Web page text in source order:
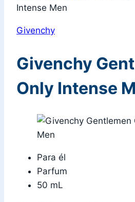
Intense Men
Givenchy
Givenchy
Only Intense
Para él
Parfum
50 mL